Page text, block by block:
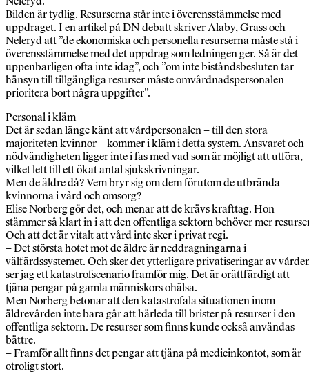
Bilden är tydlig. Resurserna står inte i överensstämmelse med
uppdraget. I en artikel på DN debatt skriver Alaby, Grass och
Neleryd att ”de ekonomiska och personella resurserna måste stå i
överensstämmelse med det uppdrag som ledningen ger. Så är det
uppenbarligen ofta inte idag”, och ”om inte biståndsbesluten tar
hänsyn till tillgängliga resurser måste omvårdnadspersonalen
prioritera bort några uppgifter”.
Personal i kläm
Det är sedan länge känt att vårdpersonalen – till den stora
majoriteten kvinnor – kommer i kläm i detta system. Ansvaret och
nödvändigheten ligger inte i fas med vad som är möjligt att utföra,
vilket lett till ett ökat antal sjukskrivningar.
Men de äldre då? Vem bryr sig om dem förutom de utbrända
kvinnorna i vård och omsorg?
Elise Norberg gör det, och menar att de krävs krafttag. Hon
stämmer så klart in i att den offentliga sektorn behöver mer
Och att det är vitalt att vård inte sker i privat regi.
– Det största hotet mot de äldre är neddragningarna i
välfärdssystemet. Och sker det ytterligare privatiseringar av
ser jag ett katastrofscenario framför mig. Det är orättfärdigt att
tjäna pengar på gamla människors ohälsa.
Men Norberg betonar att den katastrofala situationen inom
äldrevården inte bara går att härleda till brister på resurser i den
offentliga sektorn. De resurser som finns kunde också användas
bättre.
– Framför allt finns det pengar att tjäna på medicinkontot, som är
otroligt stort.